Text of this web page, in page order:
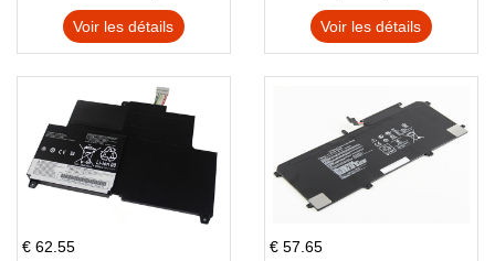
Voir les détails Voir les détails
€ 62.55
€ 57.65